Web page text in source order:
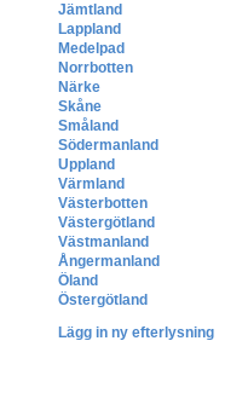
Jämtland
Lappland
Medelpad
Norrbotten
Närke
Skåne
Småland
Södermanland
Uppland
Värmland
Västerbotten
Västergötland
Västmanland
Ångermanland
Öland
Östergötland
Lägg in ny efterlysning